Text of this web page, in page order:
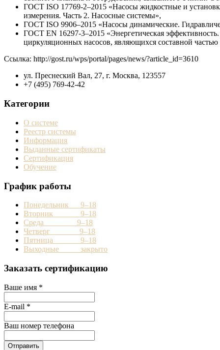
ГОСТ ISO 17769-2–2015 «Насосы жидкостные и
измерения. Часть 2. Насосные системы»,
ГОСТ ISO 9906–2015 «Насосы динамические.
ГОСТ EN 16297-3–2015 «Энергетическая
циркуляционных насосов, являющихся составной частью
Cсылка: http://gost.ru/wps/portal/pages/news/?article_id=3610
ул. Преснеский Вал, 27, г. Москва, 123557
+7 (495) 769-42-42
Категории
О системе
Реестр системы
Информация
Выданные сертификаты
Сертификация
Обучение
График работы
Понедельник 9–18
Вторник 9–18
Среда 9–18
Четверг 9–18
Пятница 9–18
Выходные закрыто
Заказать сертификацию
Ваше имя *
E-mail *
Ваш номер телефона
Отправить